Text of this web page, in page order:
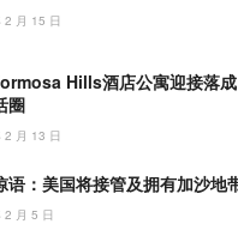
2 月 15 日
Hills酒店公寓迎接落
圈
2 月 13 日
语：美国将接管及拥有加沙地
月 5 日